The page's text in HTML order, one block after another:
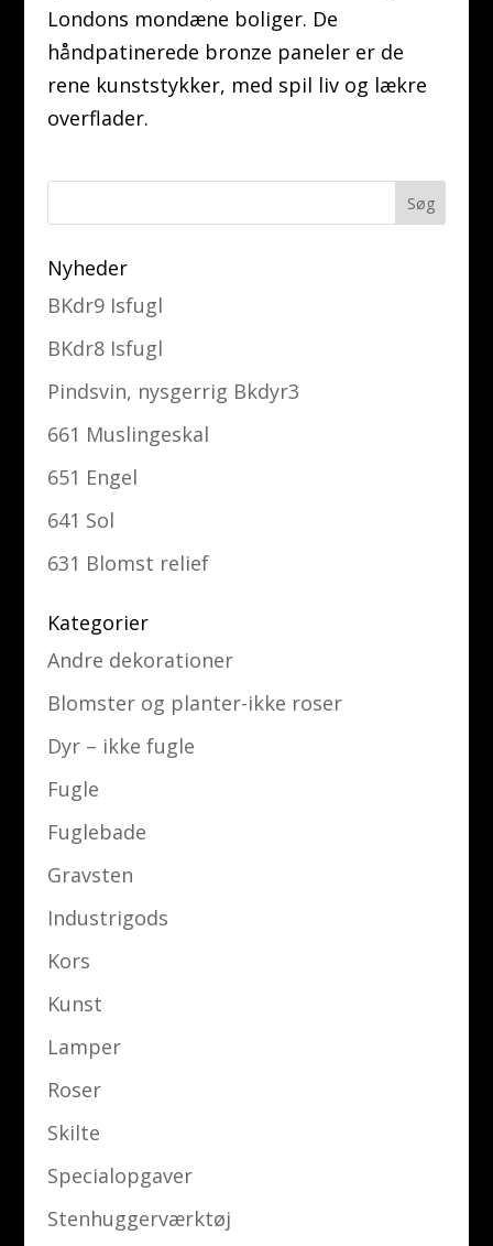
Londons mondæne boliger. De
håndpatinerede bronze paneler er de
rene kunststykker, med spil liv og lækre
overflader.
Nyheder
BKdr9 Isfugl
BKdr8 Isfugl
Pindsvin, nysgerrig Bkdyr3
661 Muslingeskal
651 Engel
641 Sol
631 Blomst relief
Kategorier
Andre dekorationer
Blomster og planter-ikke roser
Dyr – ikke fugle
Fugle
Fuglebade
Gravsten
Industrigods
Kors
Kunst
Lamper
Roser
Skilte
Specialopgaver
Stenhuggerværktøj